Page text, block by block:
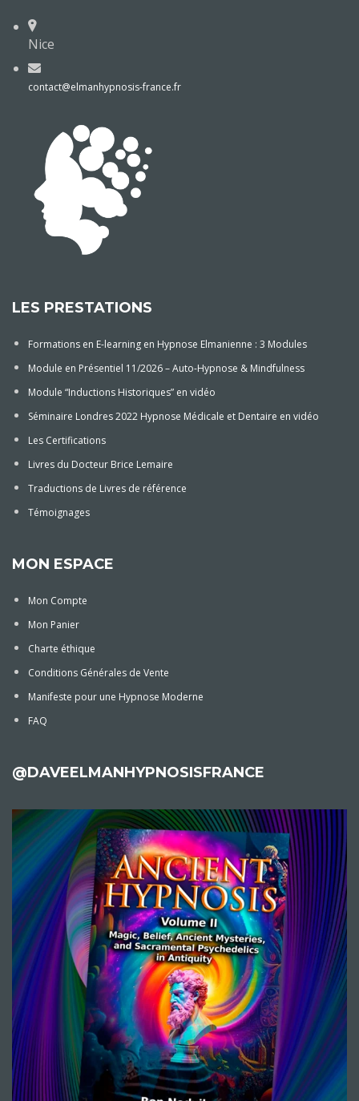
Nice
contact@elmanhypnosis-france.fr
LES PRESTATIONS
Formations en E-learning en Hypnose Elmanienne : 3 Modules
Module en Présentiel 11/2026 – Auto-Hypnose & Mindfulness
Module “Inductions Historiques” en vidéo
Séminaire Londres 2022 Hypnose Médicale et Dentaire en vidéo
Les Certifications
Livres du Docteur Brice Lemaire
Traductions de Livres de référence
Témoignages
MON ESPACE
Mon Compte
Mon Panier
Charte éthique
Conditions Générales de Vente
Manifeste pour une Hypnose Moderne
FAQ
@DAVEELMANHYPNOSISFRANCE